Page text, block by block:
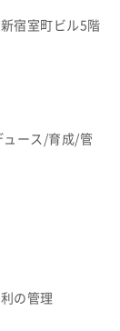
宿室町ビル5階
ュース/育成/管
の管理